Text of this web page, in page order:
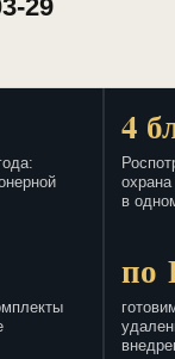
29
4
в
по